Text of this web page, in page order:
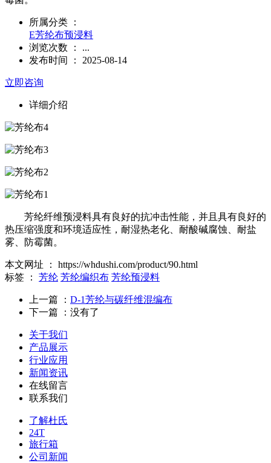
所属分类 ：
E芳纶布预浸料
浏览次数 ： ...
发布时间 ： 2025-08-14
立即咨询
详细介绍
芳纶纤维预浸料具有良好的抗冲击性能，并且具有良好的
热压缩强度和环境适应性，耐湿热老化、耐酸碱腐蚀、耐盐
雾、防霉菌。
本文网址 ： https://whdushi.com/product/90.html
标签 ：
芳纶 芳纶编织布 芳纶预浸料
上一篇 ： D-1芳纶与碳纤维混编布
下一篇 ： 没有了
关于我们
产品展示
行业应用
新闻资讯
在线留言
联系我们
了解杜氏
24T
旅行箱
公司新闻